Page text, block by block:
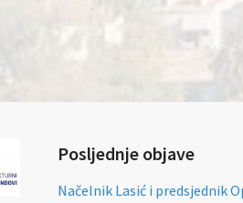
Posljednje objave
Načelnik Lasić i predsjednik